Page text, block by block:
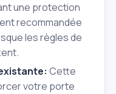
une protection
recommandée
les règles de
Cette
votre porte